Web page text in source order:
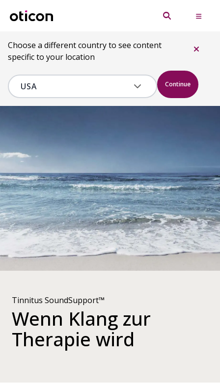
Choose a different country to see content
specific to your location
Continue
Tinnitus SoundSupport™
Wenn Klang zur
Therapie wird